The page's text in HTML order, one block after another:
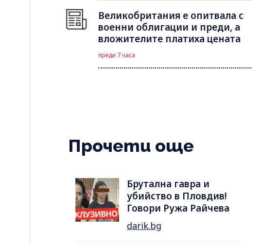
Великобритания е опитвала с
военни облигации и преди, а
вложителите платиха цената
преди 7 часа
Прочети още
Брутална гавра и
убийство в Пловдив!
Говори Ружа Райчева
darik.bg